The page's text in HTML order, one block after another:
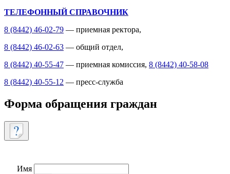
ТЕЛЕФОННЫЙ СПРАВОЧНИК
8 (8442) 46-02-79 — приемная ректора,
8 (8442) 46-02-63 — общий отдел,
8 (8442) 40-55-47 — приемная комиссия, 8 (8442) 40-58-08
8 (8442) 40-55-12 — пресс-служба
Форма обращения граждан
Имя